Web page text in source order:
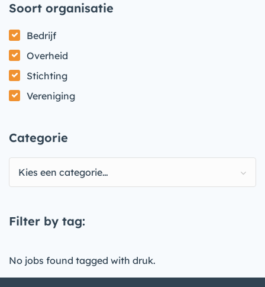
Soort organisatie
Bedrijf
Overheid
Stichting
Vereniging
Categorie
Kies een categorie…
Filter by tag:
No jobs found tagged with druk.